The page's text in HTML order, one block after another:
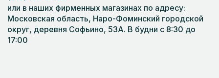
или в наших фирменных магазинах по адресу:
Московская область, Наро-Фоминский городской
округ, деревня Софьино, 53А. В будни с 8:30 до
17:00